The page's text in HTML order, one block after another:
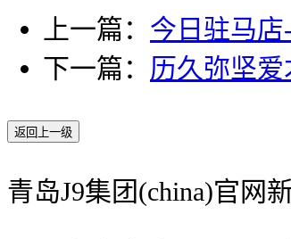
上一篇： 今日驻马
下一篇： 历久弥坚爱
返回上一级
青岛J9集团(china)官网